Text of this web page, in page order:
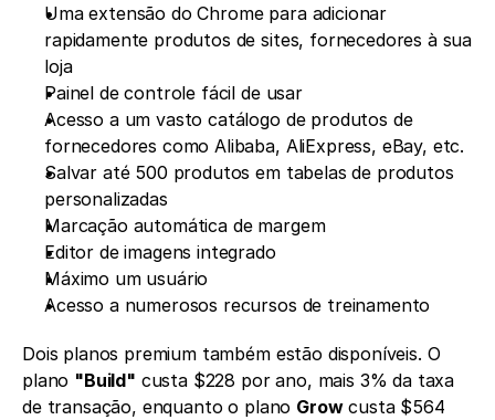
Uma extensão do Chrome para adicionar
rapidamente produtos de sites, fornecedores à sua
loja
Painel de controle fácil de usar
Acesso a um vasto catálogo de produtos de
fornecedores como Alibaba, AliExpress, eBay, etc.
Salvar até 500 produtos em tabelas de produtos
personalizadas
Marcação automática de margem
Editor de imagens integrado
Máximo um usuário
Acesso a numerosos recursos de treinamento
Dois planos premium também estão disponíveis. O
plano "Build" custa $228 por ano, mais 3% da taxa
de transação, enquanto o plano Grow custa $564